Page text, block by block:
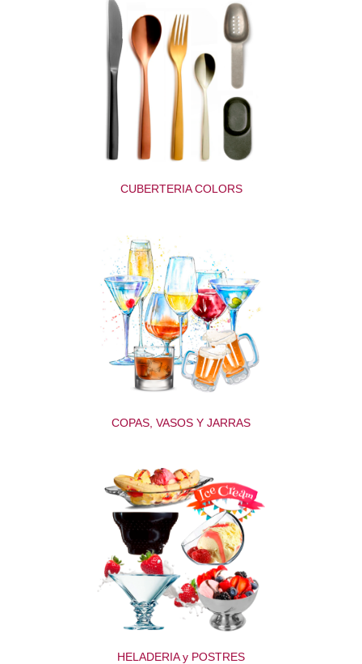
CUBERTERIA COLORS
COPAS, VASOS Y JARRAS
HELADERIA y POSTRES